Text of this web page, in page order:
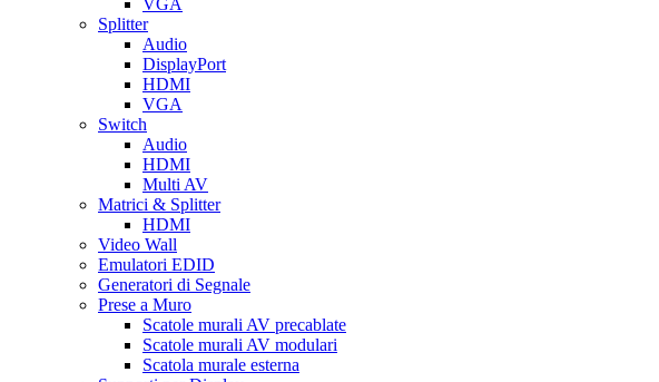
VGA
Splitter
Audio
DisplayPort
HDMI
VGA
Switch
Audio
HDMI
Multi AV
Matrici & Splitter
HDMI
Video Wall
Emulatori EDID
Generatori di Segnale
Prese a Muro
Scatole murali AV precablate
Scatole murali AV modulari
Scatola murale esterna